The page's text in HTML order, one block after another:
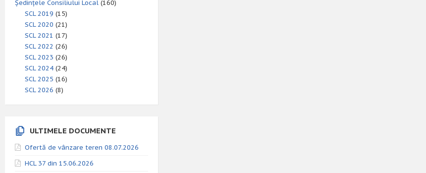
Ședințele Consiliului Local (160)
SCL 2019 (15)
SCL 2020 (21)
SCL 2021 (17)
SCL 2022 (26)
SCL 2023 (26)
SCL 2024 (24)
SCL 2025 (16)
SCL 2026 (8)
ULTIMELE DOCUMENTE
Ofertă de vânzare teren 08.07.2026
HCL 37 din 15.06.2026